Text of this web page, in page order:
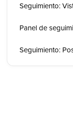
Seguimiento:
Panel de
Seguimiento: